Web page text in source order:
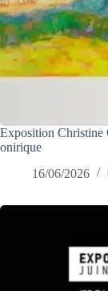
Exposition Christine
onirique
16/06/2026